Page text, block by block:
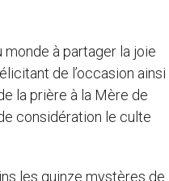
à partager la joie
de l’occasion ainsi
la prière à la Mère de
considération le culte
les quinze mystères de